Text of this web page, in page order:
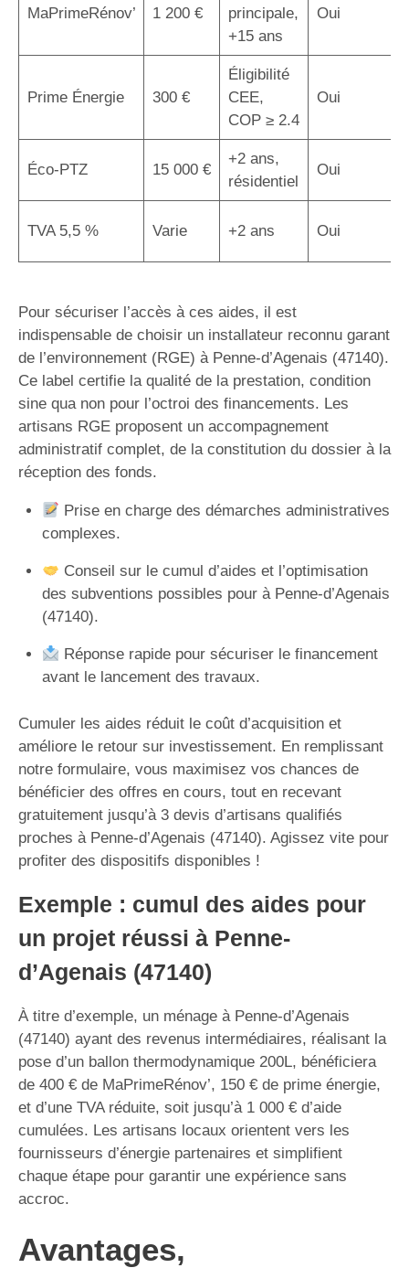
MaPrimeRénov’ 1 200 €
principale,
+15 ans
Oui
Prime Énergie 300 €
Éligibilité
CEE,
COP ≥ 2.4
Oui
Éco-PTZ 15 000 €
+2 ans,
résidentiel
Oui
TVA 5,5 % Varie +2 ans Oui
Pour sécuriser l’accès à ces aides, il est
indispensable de choisir un installateur reconnu garant
de l’environnement (RGE) à Penne-d’Agenais (47140).
Ce label certifie la qualité de la prestation, condition
sine qua non pour l’octroi des financements. Les
artisans RGE proposent un accompagnement
administratif complet, de la constitution du dossier à la
réception des fonds.
Prise en charge des démarches administratives
complexes.
Conseil sur le cumul d’aides et l’optimisation
des subventions possibles pour à Penne-d’Agenais
(47140).
Réponse rapide pour sécuriser le financement
avant le lancement des travaux.
Cumuler les aides réduit le coût d’acquisition et
améliore le retour sur investissement. En remplissant
notre formulaire, vous maximisez vos chances de
bénéficier des offres en cours, tout en recevant
gratuitement jusqu’à 3 devis d’artisans qualifiés
proches à Penne-d’Agenais (47140). Agissez vite pour
profiter des dispositifs disponibles !
Exemple : cumul des aides pour
un projet réussi à Penne-
d’Agenais (47140)
À titre d’exemple, un ménage à Penne-d’Agenais
(47140) ayant des revenus intermédiaires, réalisant la
pose d’un ballon thermodynamique 200L, bénéficiera
de 400 € de MaPrimeRénov’, 150 € de prime énergie,
et d’une TVA réduite, soit jusqu’à 1 000 € d’aide
cumulées. Les artisans locaux orientent vers les
fournisseurs d’énergie partenaires et simplifient
chaque étape pour garantir une expérience sans
accroc.
Avantages,